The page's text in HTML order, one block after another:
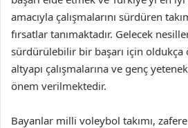
amacıyla çalışmalarını sürdüren
fırsatlar tanımaktadır. Gelecek
sürdürülebilir bir başarı için oldukça
altyapı çalışmalarına ve genç
önem verilmektedir.
Bayanlar milli voleybol takımı,